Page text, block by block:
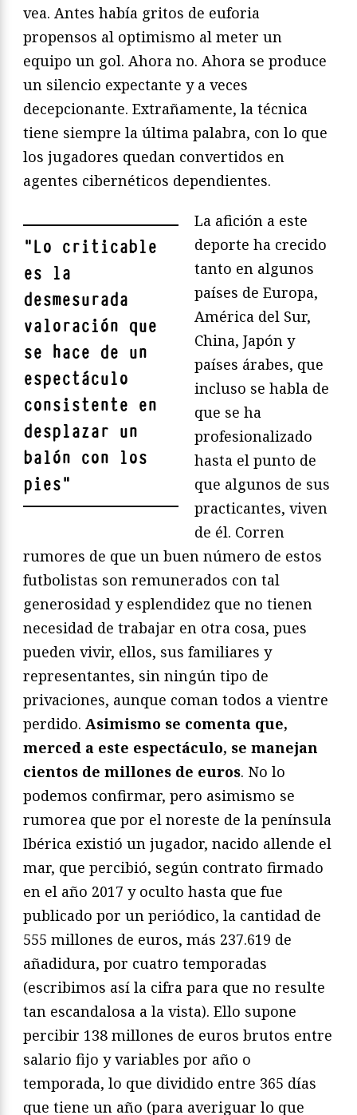
vea. Antes había gritos de euforia
propensos al optimismo al meter un
equipo un gol. Ahora no. Ahora se produce
un silencio expectante y a veces
decepcionante. Extrañamente, la técnica
tiene siempre la última palabra, con lo que
los jugadores quedan convertidos en
agentes cibernéticos dependientes.
"Lo criticable
es la
desmesurada
valoración que
se hace de un
espectáculo
consistente en
desplazar un
balón con los
pies"
La afición a este
deporte ha crecido
tanto en algunos
países de Europa,
América del Sur,
China, Japón y
países árabes, que
incluso se habla de
que se ha
profesionalizado
hasta el punto de
que algunos de sus
practicantes, viven
de él. Corren
rumores de que un buen número de estos
futbolistas son remunerados con tal
generosidad y esplendidez que no tienen
necesidad de trabajar en otra cosa, pues
pueden vivir, ellos, sus familiares y
representantes, sin ningún tipo de
privaciones, aunque coman todos a vientre
perdido. Asimismo se comenta que,
merced a este espectáculo, se manejan
cientos de millones de euros. No lo
podemos confirmar, pero asimismo se
rumorea que por el noreste de la península
Ibérica existió un jugador, nacido allende el
mar, que percibió, según contrato firmado
en el año 2017 y oculto hasta que fue
publicado por un periódico, la cantidad de
555 millones de euros, más 237.619 de
añadidura, por cuatro temporadas
(escribimos así la cifra para que no resulte
tan escandalosa a la vista). Ello supone
percibir 138 millones de euros brutos entre
salario fijo y variables por año o
temporada, lo que dividido entre 365 días
que tiene un año (para averiguar lo que